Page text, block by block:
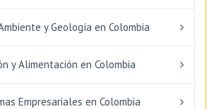
y Geología en Colombia
y Alimentación en Colombia
Empresariales en Colombia